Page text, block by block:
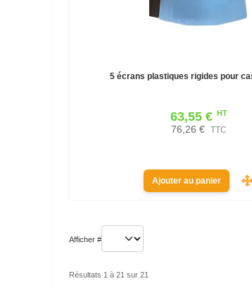
5 écrans plastiques rigides pour
63,55 € HT
76,26 € TTC
Ajouter au panier
Afficher #
Résultats 1 à 21 sur 21